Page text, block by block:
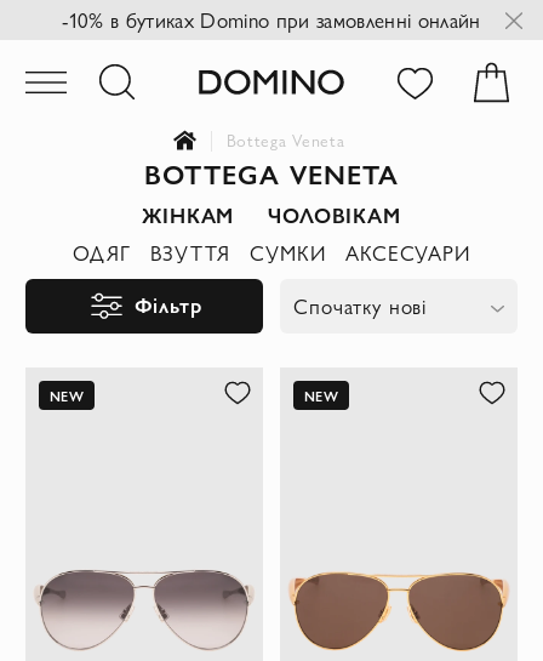
-10% в бутиках Domino при замовленні онлайн
Bottega Veneta
BOTTEGA VENETA
ЖІНКАМ
ЧОЛОВІКАМ
ОДЯГ
ВЗУТТЯ СУМКИ
АКСЕСУАРИ
Фільтр
Спочатку нові
NEW NEW